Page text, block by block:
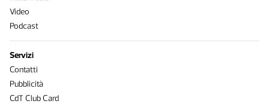
Video
Podcast
Servizi
Contatti
Pubblicità
CdT Club Card